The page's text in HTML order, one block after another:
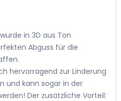
in 3D aus Ton
Abguss für die
hervorragend zur Linderung
und kann sogar in der
Der zusätzliche Vorteil: